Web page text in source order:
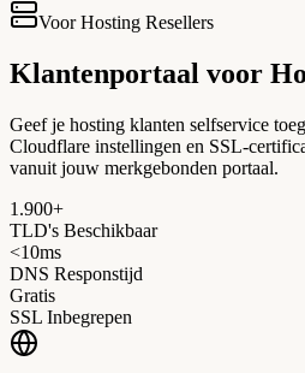
Voor Hosting Resellers
Klantenportaal voor
Geef je hosting klanten selfservice
Cloudflare instellingen en SSL-
vanuit jouw merkgebonden portaal.
1.900+
TLD's Beschikbaar
<10ms
DNS Responstijd
Gratis
SSL Inbegrepen